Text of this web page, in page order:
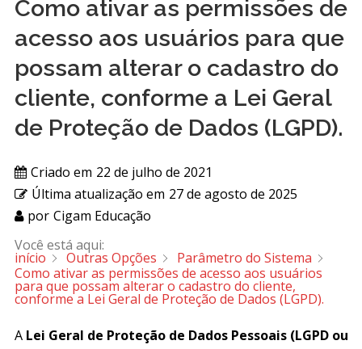
Como ativar as permissões de
acesso aos usuários para que
possam alterar o cadastro do
cliente, conforme a Lei Geral
de Proteção de Dados (LGPD).
Criado em 22 de julho de 2021
Última atualização em 27 de agosto de 2025
por Cigam Educação
Você está aqui:
início Outras Opções
Parâmetro do Sistema
Como ativar as permissões de acesso aos usuários
para que possam alterar o cadastro do cliente,
conforme a Lei Geral de Proteção de Dados (LGPD).
A Lei Geral de Proteção de Dados Pessoais (LGPD ou